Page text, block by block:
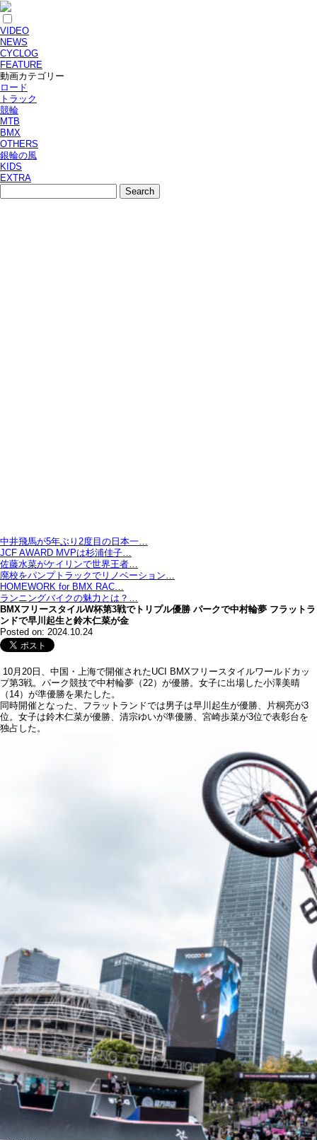
VIDEO
NEWS
CYCLOG
FEATURE
動画カテゴリー
ロード
トラック
競輪
MTB
BMX
OTHERS
銀輪の風
KIDS
EXTRA
中井飛馬が5年ぶり2度目の日本一…
JCF AWARD MVPは杉浦佳子…
佐藤水菜がケイリンで世界王者…
廃校をパンプトラックでリノベーション…
HOMEWORK for BMX RAC…
ランニングバイクの魅力とは？…
BMXフリースタイルW杯第3戦でトリプル優勝 パークで中村輪夢 フラットラ
ンドで早川起生と鈴木仁菜が金
Posted on: 2024.10.24
10月20日、中国・上海で開催されたUCI BMXフリースタイルワールドカッ
プ第3戦。パーク競技で中村輪夢（22）が優勝。女子に出場した小澤美晴
（14）が準優勝を果たした。
同時開催となった、フラットランドでは男子は早川起生が優勝、片桐亮が3
位。女子は鈴木仁菜が優勝、清宗ゆいが準優勝、宮崎歩菜が3位で表彰台を
独占した。